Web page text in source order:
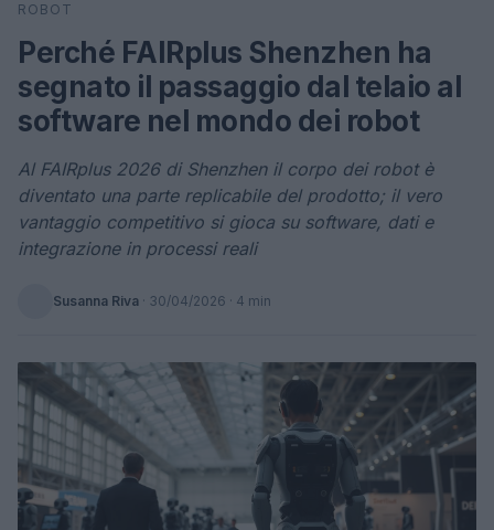
ROBOT
Perché FAIRplus Shenzhen ha
segnato il passaggio dal telaio al
software nel mondo dei robot
Al FAIRplus 2026 di Shenzhen il corpo dei robot è
diventato una parte replicabile del prodotto; il vero
vantaggio competitivo si gioca su software, dati e
integrazione in processi reali
Susanna Riva · 30/04/2026 · 4 min